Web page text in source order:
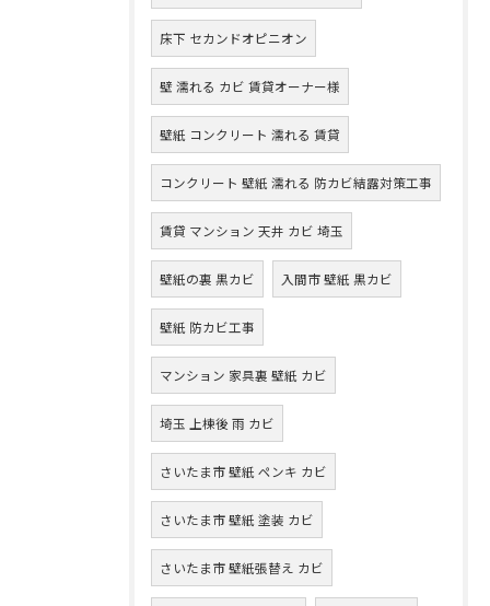
床下 セカンドオピニオン
壁 濡れる カビ 賃貸オーナー様
壁紙 コンクリート 濡れる 賃貸
コンクリート 壁紙 濡れる 防カビ結露対策工事
賃貸 マンション 天井 カビ 埼玉
壁紙の裏 黒カビ 入間市 壁紙 黒カビ
壁紙 防カビ工事
マンション 家具裏 壁紙 カビ
埼玉 上棟後 雨 カビ
さいたま市 壁紙 ペンキ カビ
さいたま市 壁紙 塗装 カビ
さいたま市 壁紙張替え カビ